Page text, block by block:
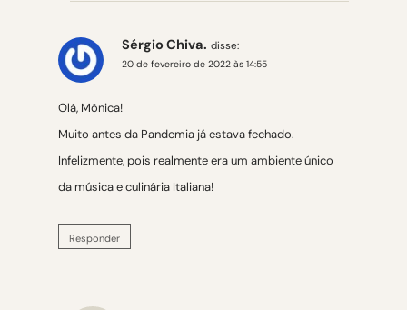
Sérgio Chiva. disse:
20 de fevereiro de 2022 às 14:55
Olá, Mônica!
Muito antes da Pandemia já estava fechado.
Infelizmente, pois realmente era um ambiente único
da música e culinária Italiana!
Responder